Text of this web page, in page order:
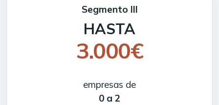
Segmento III
HASTA
3.000€
empresas de
0 a 2